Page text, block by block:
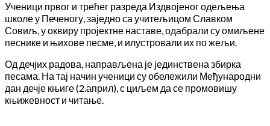
Ученици првог и трећег разреда Издвојеног одељења
школе у Печеногу, заједно са учитељицом Славком
Совиљ, у оквиру пројектне наставе, одабрали су омиљене
песнике и њихове песме, и илустровали их по жељи.
Од дечјих радова, направљена је јединствена збирка
песама. На тај начин ученици су обележили Међународни
дан дечје књиге (2.април), с циљем да се промовишу
књижевност и читање.